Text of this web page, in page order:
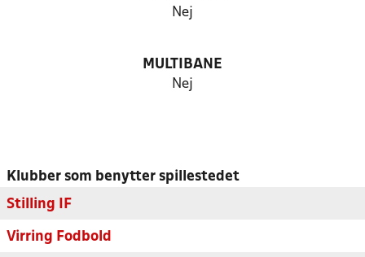
Nej
MULTIBANE
Nej
Klubber som benytter spillestedet
Stilling IF
Virring Fodbold